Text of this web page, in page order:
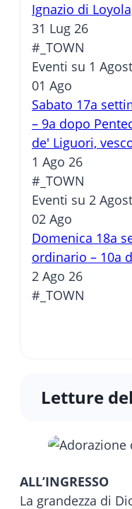
Ignazio di
31 Lug 26
#_TOWN
Eventi su 1
01 Ago
Sabato 17a
– 9a dopo
de' Liguori,
1 Ago 26
#_TOWN
Eventi su 2
02 Ago
Domenica 18a
ordinario – 10a
2 Ago 26
#_TOWN
Letture
ALL’INGRESSO
La grandezza di